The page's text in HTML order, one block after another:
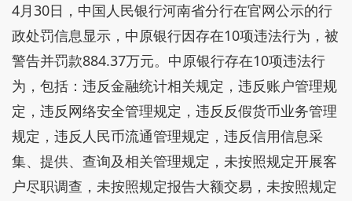
4月30日，中国人民银行河南省分行在官网公示的行
政处罚信息显示，中原银行因存在10项违法行为，被
警告并罚款884.37万元。中原银行存在10项违法行
为，包括：违反金融统计相关规定，违反账户管理规
定，违反网络安全管理规定，违反反假货币业务管理
规定，违反人民币流通管理规定，违反信用信息采
集、提供、查询及相关管理规定，未按照规定开展客
户尽职调查，未按照规定报告大额交易，未按照规定